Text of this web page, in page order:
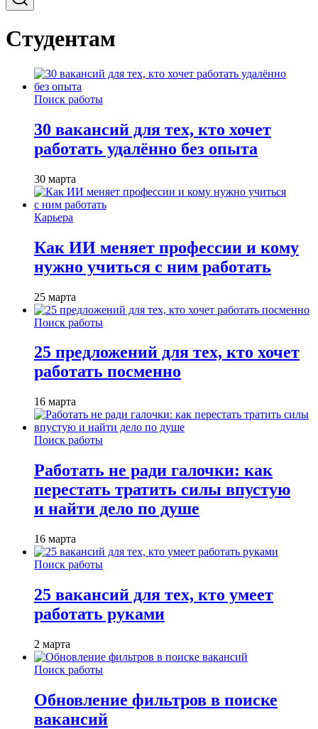
Студентам
Поиск работы
30 вакансий для тех, кто хочет
работать удалённо без опыта
30 марта
Карьера
Как ИИ меняет профессии и кому
нужно учиться с ним работать
25 марта
Поиск работы
25 предложений для тех, кто хочет
работать посменно
16 марта
Поиск работы
Работать не ради галочки: как
перестать тратить силы впустую
и найти дело по душе
16 марта
Поиск работы
25 вакансий для тех, кто умеет
работать руками
2 марта
Поиск работы
Обновление фильтров в поиске
вакансий